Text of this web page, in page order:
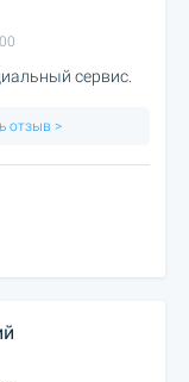
сервис.
отзыв >